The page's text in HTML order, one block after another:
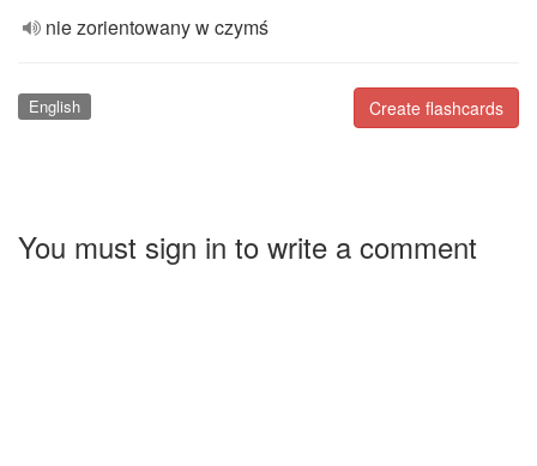
nie zorientowany w czymś
Create flashcards
English
You must sign in to write a comment